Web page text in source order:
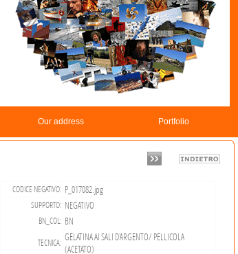
Our address Portfolio
CODICE NEGATIVO: P_017082.jpg
SUPPORTO: NEGATIVO
BN_COL: BN
TECNICA: GELATINA AI SALI D'ARGENTO/ PELLICOLA
(ACETATO)